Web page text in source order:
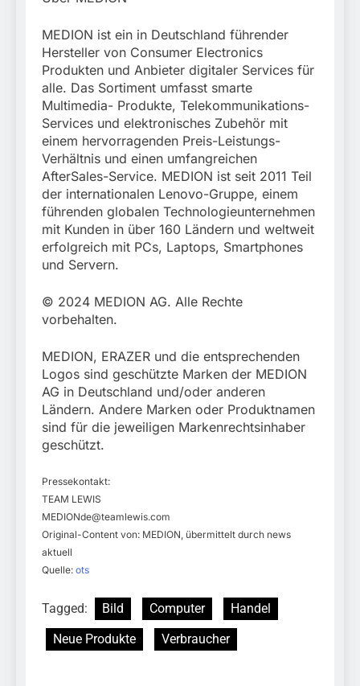
MEDION ist ein in Deutschland führender
Hersteller von Consumer Electronics
Produkten und Anbieter digitaler Services für
alle. Das Sortiment umfasst smarte
Multimedia- Produkte, Telekommunikations-
Services und elektronisches Zubehör mit
einem hervorragenden Preis-Leistungs-
Verhältnis und einen umfangreichen
AfterSales-Service. MEDION ist seit 2011 Teil
der internationalen Lenovo-Gruppe, einem
führenden globalen Technologieunternehmen
mit Kunden in über 160 Ländern und weltweit
erfolgreich mit PCs, Laptops, Smartphones
und Servern.
© 2024 MEDION AG. Alle Rechte
vorbehalten.
MEDION, ERAZER und die entsprechenden
Logos sind geschützte Marken der MEDION
AG in Deutschland und/oder anderen
Ländern. Andere Marken oder Produktnamen
sind für die jeweiligen Markenrechtsinhaber
geschützt.
Pressekontakt:
TEAM LEWIS
MEDIONde@teamlewis.com
Original-Content von: MEDION, übermittelt durch news
aktuell
Quelle: ots
Tagged: Bild Computer
Handel
Neue Produkte
Verbraucher